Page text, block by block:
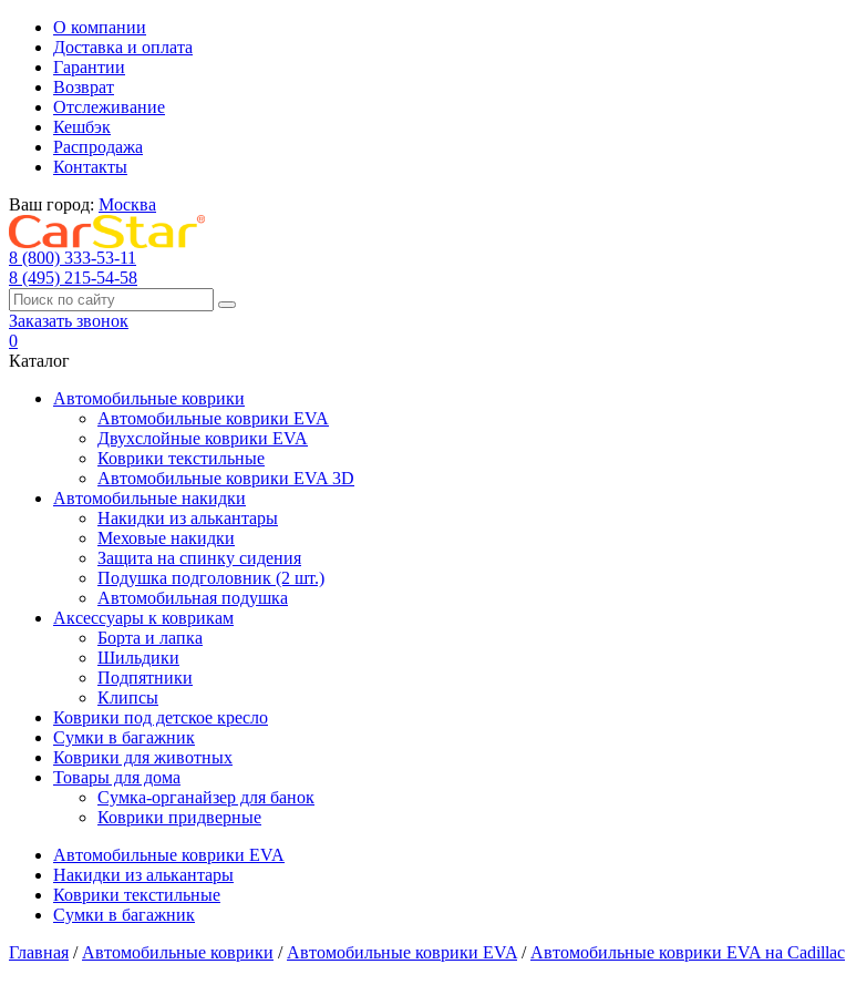
О компании
Доставка и оплата
Гарантии
Возврат
Отслеживание
Кешбэк
Распродажа
Контакты
Ваш город: Москва
8 (800) 333-53-11
8 (495) 215-54-58
Заказать звонок
0
Каталог
Автомобильные коврики
Автомобильные коврики EVA
Двухслойные коврики EVA
Коврики текстильные
Автомобильные коврики EVA 3D
Автомобильные накидки
Накидки из алькантары
Меховые накидки
Защита на спинку сидения
Подушка подголовник (2 шт.)
Автомобильная подушка
Аксессуары к коврикам
Борта и лапка
Шильдики
Подпятники
Клипсы
Коврики под детское кресло
Сумки в багажник
Коврики для животных
Товары для дома
Сумка-органайзер для банок
Коврики придверные
Автомобильные коврики EVA
Накидки из алькантары
Коврики текстильные
Сумки в багажник
Главная / Автомобильные коврики / Автомобильные коврики EVA / Автомобильные коврики EVA на Cadillac